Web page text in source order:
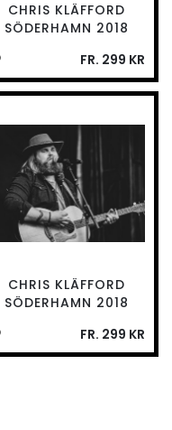
CHRIS KLÄFFORD
SÖDERHAMN 2018
FR. 299 KR
CHRIS KLÄFFORD
SÖDERHAMN 2018
FR. 299 KR